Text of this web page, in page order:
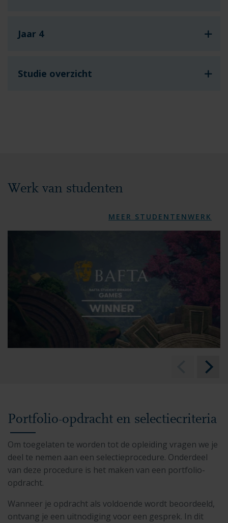
Jaar 4
Studie overzicht
Werk van studenten
MEER STUDENTENWERK
Portfolio-opdracht en selectiecriteria
Om toegelaten te worden tot de opleiding vragen we je
deel te nemen aan een selectieprocedure. Onderdeel
van deze procedure is het maken van een portfolio-
opdracht.
Wanneer je opdracht als voldoende wordt beoordeeld,
ontvang je een uitnodiging voor een gesprek. In dit